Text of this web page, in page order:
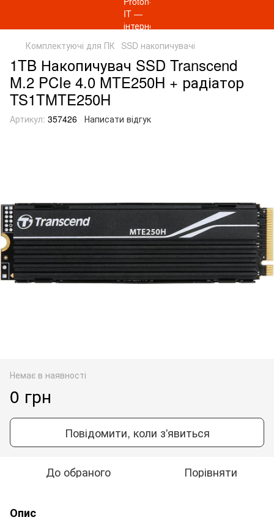
Комплектуючі для ПК SSD накопичувачі
1TB Накопичувач SSD Transcend
M.2 PCIe 4.0 MTE250H + радіатор
TS1TMTE250H
Артикул: 357426 Написати відгук
Немає в наявності
0 грн
Повідомити, коли з'явиться
До обраного Порівняти
Опис